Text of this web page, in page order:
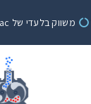
משווק בלעדי של Wonvac